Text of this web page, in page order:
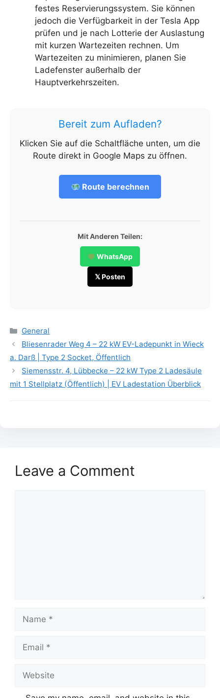
festes Reservierungssystem. Sie können
jedoch die Verfügbarkeit in der Tesla App
prüfen und je nach Lotterie der Auslastung
mit kurzen Wartezeiten rechnen. Um
Wartezeiten zu minimieren, planen Sie
Ladefenster außerhalb der
Hauptverkehrszeiten.
Bereit zum Aufladen?
Klicken Sie auf die Schaltfläche unten, um die
Route direkt in Google Maps zu öffnen.
Route berechnen
Mit Anderen Teilen:
WhatsApp
𝕏 Posten
Categories
General
Bliesenrader Weg 4 – 22 kW EV-Ladepunkt in Wieck
a. Darß | Type 2 Socket, Öffentlich
Siemensstr. 4, Lübbecke – 22 kW Type 2 Ladesäule
mit 1 Stellplatz (Öffentlich) | EV Ladestation Überblick
Leave a Comment
Name
Email
Website